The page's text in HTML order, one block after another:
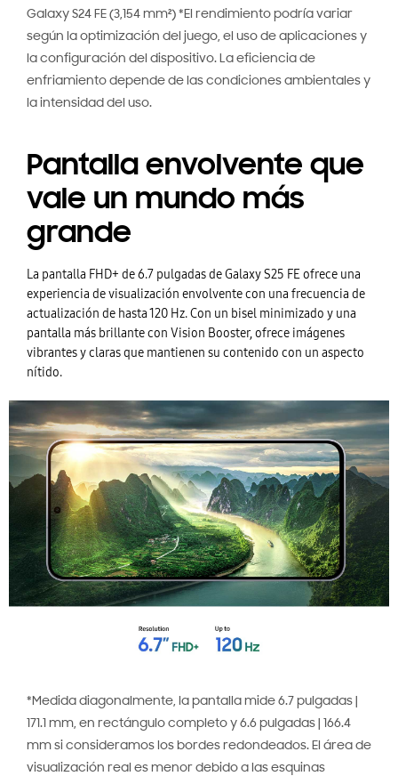
Galaxy S24 FE (3,154 mm²) *El rendimiento podría variar
según la optimización del juego, el uso de aplicaciones y
la configuración del dispositivo. La eficiencia de
enfriamiento depende de las condiciones ambientales y
la intensidad del uso.
Pantalla envolvente que
vale un mundo más
grande
La pantalla FHD+ de 6.7 pulgadas de Galaxy S25 FE ofrece una
experiencia de visualización envolvente con una frecuencia de
actualización de hasta 120 Hz. Con un bisel minimizado y una
pantalla más brillante con Vision Booster, ofrece imágenes
vibrantes y claras que mantienen su contenido con un aspecto
nítido.
*Medida diagonalmente, la pantalla mide 6.7 pulgadas |
171.1 mm, en rectángulo completo y 6.6 pulgadas | 166.4
mm si consideramos los bordes redondeados. El área de
visualización real es menor debido a las esquinas